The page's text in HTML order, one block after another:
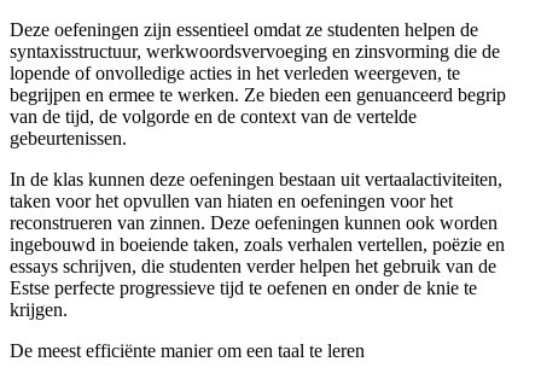
Deze oefeningen zijn essentieel omdat ze studenten helpen de
syntaxisstructuur, werkwoordsvervoeging en zinsvorming die de
lopende of onvolledige acties in het verleden weergeven, te
begrijpen en ermee te werken. Ze bieden een genuanceerd begrip
van de tijd, de volgorde en de context van de vertelde
gebeurtenissen.
In de klas kunnen deze oefeningen bestaan uit vertaalactiviteiten,
taken voor het opvullen van hiaten en oefeningen voor het
reconstrueren van zinnen. Deze oefeningen kunnen ook worden
ingebouwd in boeiende taken, zoals verhalen vertellen, poëzie en
essays schrijven, die studenten verder helpen het gebruik van de
Estse perfecte progressieve tijd te oefenen en onder de knie te
krijgen.
De meest efficiënte manier om een taal te leren